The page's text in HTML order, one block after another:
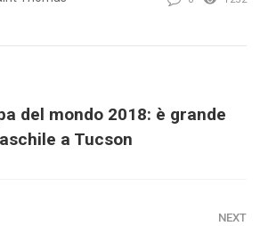
del mondo 2018: è grande
a Tucson
NEXT